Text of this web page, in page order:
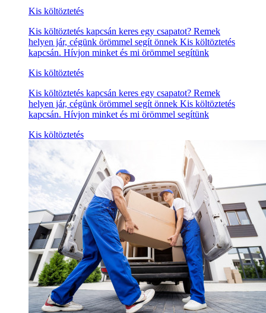
Kis költöztetés
Kis költöztetés kapcsán keres egy csapatot? Remek
helyen jár, cégünk örömmel segít önnek Kis költöztetés
kapcsán. Hívjon minket és mi örömmel segítünk
Kis költöztetés
Kis költöztetés kapcsán keres egy csapatot? Remek
helyen jár, cégünk örömmel segít önnek Kis költöztetés
kapcsán. Hívjon minket és mi örömmel segítünk
Kis költöztetés